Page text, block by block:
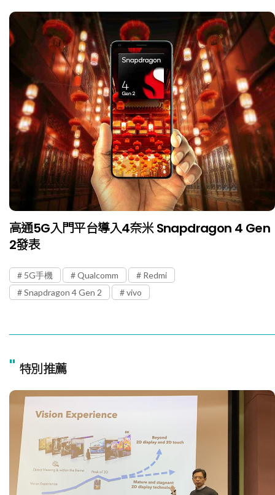
高通5G入門平台導入4奈米 Snapdragon 4 Gen
2發表
5G手機 Qualcomm
Redmi
Snapdragon 4 Gen 2
vivo
" 特別推薦